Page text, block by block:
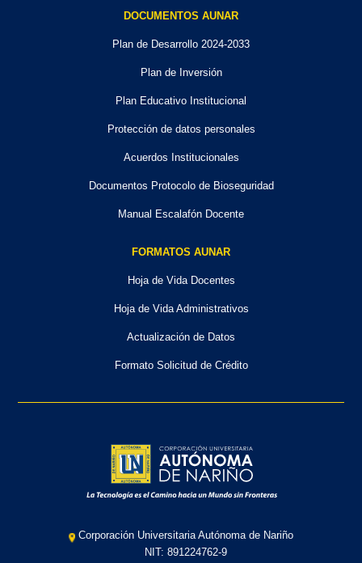
DOCUMENTOS AUNAR
Plan de Desarrollo 2024-2033
Plan de Inversión
Plan Educativo Institucional
Protección de datos personales
Acuerdos Institucionales
Documentos Protocolo de Bioseguridad
Manual Escalafón Docente
FORMATOS AUNAR
Hoja de Vida Docentes
Hoja de Vida Administrativos
Actualización de Datos
Formato Solicitud de Crédito
Corporación Universitaria Autónoma de Nariño
NIT: 891224762-9